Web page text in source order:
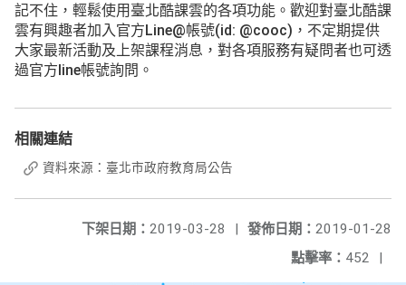
記不住，輕鬆使用臺北酷課雲的各項功能。歡迎對臺北酷課
雲有興趣者加入官方Line@帳號(id: @cooc)，不定期提供
大家最新活動及上架課程消息，對各項服務有疑問者也可透
過官方line帳號詢問。
相關連結
資料來源：臺北市政府教育局公告
發佈日期： 2019-01-28
下架日期： 2019-03-28
|
點擊率： 452 |